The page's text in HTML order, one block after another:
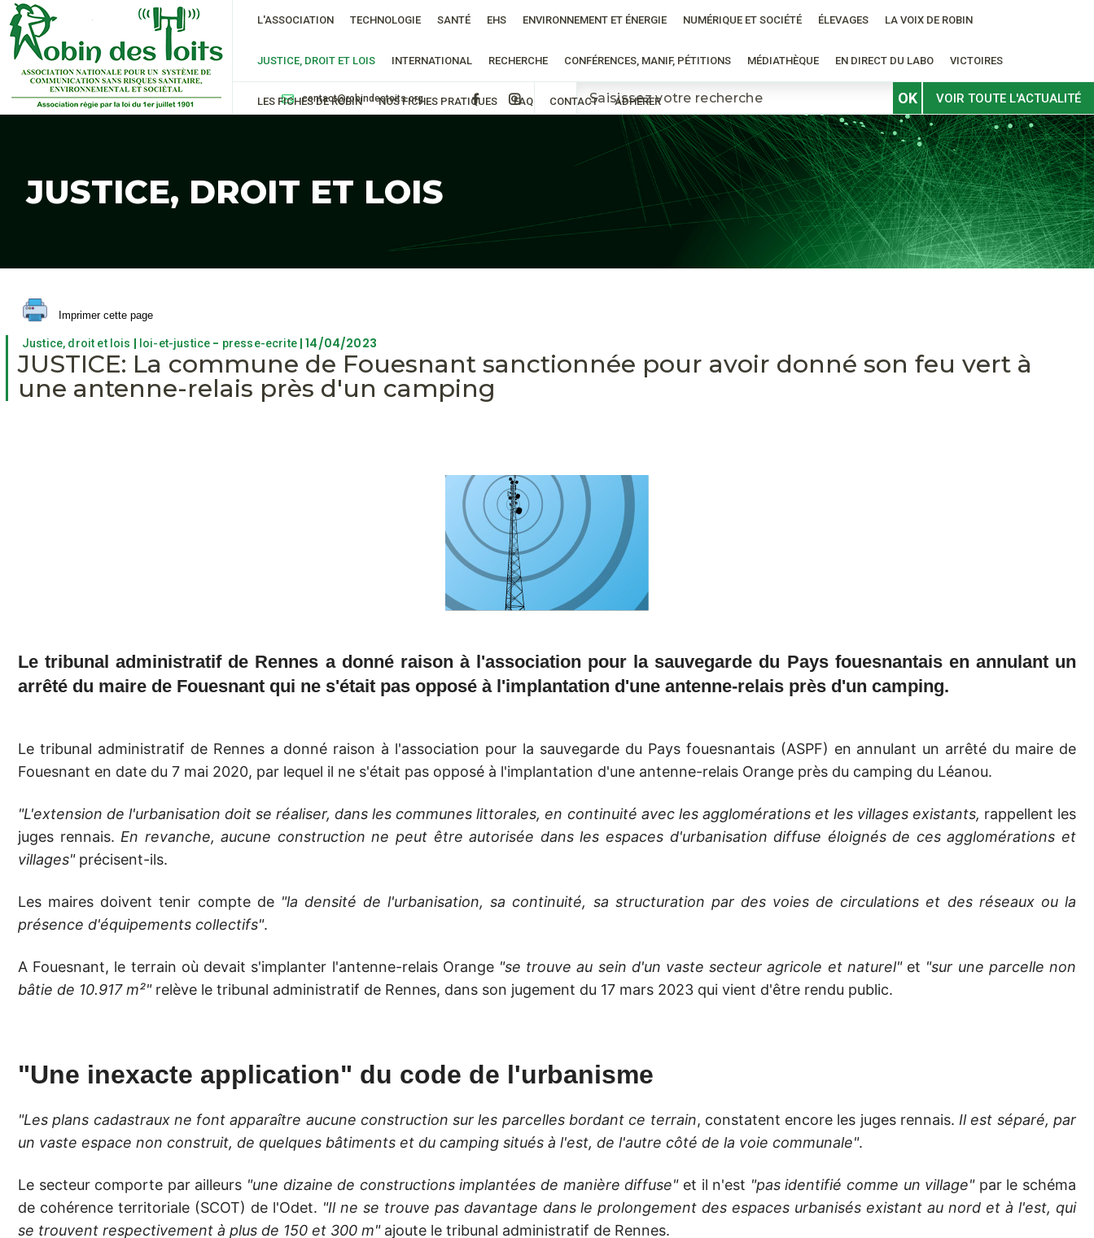
JUSTICE, DROIT ET LOIS
L'ASSOCIATION TECHNOLOGIE SANTÉ EHS ENVIRONNEMENT ET ÉNERGIE NUMÉRIQUE ET SOCIÉTÉ ÉLEVAGES LA VOIX DE ROBIN
JUSTICE, DROIT ET LOIS INTERNATIONAL RECHERCHE CONFÉRENCES, MANIF, PÉTITIONS MÉDIATHÈQUE EN DIRECT DU LABO VICTOIRES
LES FICHES DE ROBIN NOS FICHES PRATIQUES FAQ CONTACT ADHÉRER
contact@robindestoits.org OK VOIR TOUTE L'ACTUALITÉ
Imprimer cette page
Justice, droit et lois | loi-et-justice - presse-ecrite| 14/04/2023
JUSTICE: La commune de Fouesnant sanctionnée pour avoir donné son feu vert à
une antenne-relais près d'un camping
Le tribunal administratif de Rennes a donné raison à l'association pour la sauvegarde du Pays fouesnantais en annulant un
arrêté du maire de Fouesnant qui ne s'était pas opposé à l'implantation d'une antenne-relais près d'un camping.
Le tribunal administratif de Rennes a donné raison à l'association pour la sauvegarde du Pays fouesnantais (ASPF) en annulant un arrêté du maire de
Fouesnant en date du 7 mai 2020, par lequel il ne s'était pas opposé à l'implantation d'une antenne-relais Orange près du camping du Léanou.
"L'extension de l'urbanisation doit se réaliser, dans les communes littorales, en continuité avec les agglomérations et les villages existants, rappellent les
juges rennais. En revanche, aucune construction ne peut être autorisée dans les espaces d'urbanisation diffuse éloignés de ces agglomérations et
villages"précisent-ils.
Les maires doivent tenir compte de "la densité de l'urbanisation, sa continuité, sa structuration par des voies de circulations et des réseaux ou la
présence d'équipements collectifs".
A Fouesnant, le terrain où devait s'implanter l'antenne-relais Orange"se trouve au sein d'un vaste secteur agricole et naturel"et "sur une parcelle non
bâtie de 10.917 m²"relève le tribunal administratif de Rennes, dans son jugement du 17 mars 2023 qui vient d'être rendu public.
"Une inexacte application" du code de l'urbanisme
"Les plans cadastraux ne font apparaître aucune construction sur les parcelles bordant ce terrain, constatent encore les juges rennais. Il est séparé, par
un vaste espace non construit, de quelques bâtiments et du camping situés à l'est, de l'autre côté de la voie communale".
Le secteur comporte par ailleurs "une dizaine de constructions implantées de manière diffuse"et il n'est "pas identifié comme un village"par le schéma
de cohérence territoriale (SCOT) de l'Odet. "Il ne se trouve pas davantage dans le prolongement des espaces urbanisés existant au nord et à l'est, qui
se trouvent respectivement à plus de 150 et 300 m" ajoute le tribunal administratif de Rennes.